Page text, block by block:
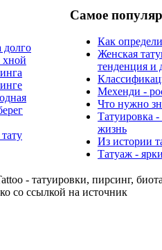
долго
хной
Самое
Как
Женская
тенденция и
Мехенди -
Что нужно
Татуировка
жизнь
Из истории
Татуаж -
- татуировки, пирсинг,
со ссылкой на источник